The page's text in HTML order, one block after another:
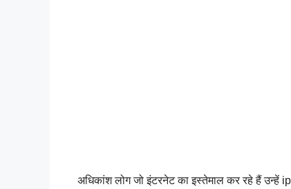
अधिकांश लोग जो इंटरनेट का इस्तेमाल कर रहे हैं उन्हें